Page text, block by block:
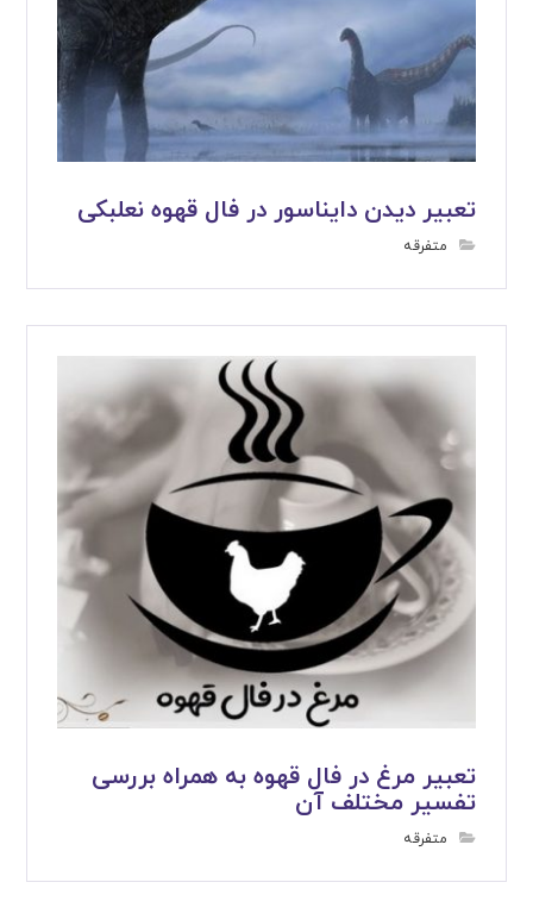
تعبیر دیدن دایناسور در فال قهوه نعلبکی
متفرقه
تعبیر مرغ در فال قهوه به همراه بررسی
تفسیر مختلف آن
متفرقه